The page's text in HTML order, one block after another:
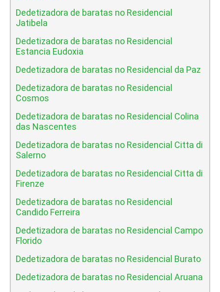
Dedetizadora de baratas no Residencial
Jatibela
Dedetizadora de baratas no Residencial
Estancia Eudoxia
Dedetizadora de baratas no Residencial da Paz
Dedetizadora de baratas no Residencial
Cosmos
Dedetizadora de baratas no Residencial Colina
das Nascentes
Dedetizadora de baratas no Residencial Citta di
Salerno
Dedetizadora de baratas no Residencial Citta di
Firenze
Dedetizadora de baratas no Residencial
Candido Ferreira
Dedetizadora de baratas no Residencial Campo
Florido
Dedetizadora de baratas no Residencial Burato
Dedetizadora de baratas no Residencial Aruana